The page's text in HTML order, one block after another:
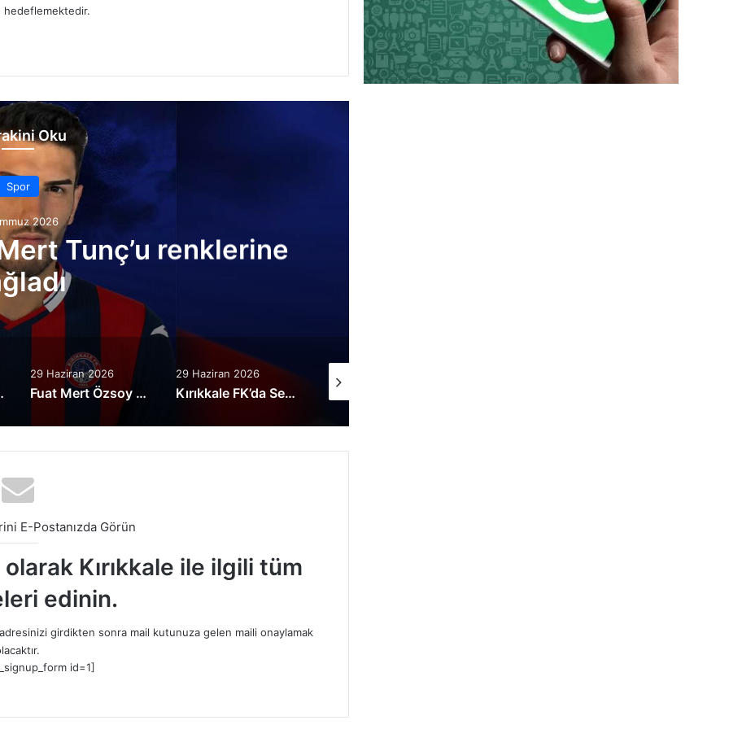
hedeflemektedir.
Oku
Spor
2026
Tunç’u renklerine
Açıklaması
29 Haziran 2026
Fuat Mert Özsoy “Yeni Sezonda Şampiyon Olacağız”
29 Haziran 2026
Kırıkkale FK’da Serkan Gündüz dönemi devam ediyor
E-Postanızda Görün
Kırıkkale ile ilgili tüm
edinin.
girdikten sonra mail kutunuza gelen maili onaylamak
id=1]